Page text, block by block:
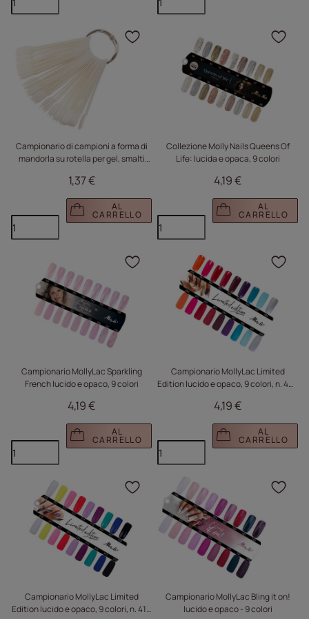
Campionario di campioni a forma di
mandorla su rotella per gel, smalti
opaco
1,37 €
AL
CARRELLO
Fare clic per
Collezione Molly Nails Queens Of
Life: lucida e opaca, 9 colori
4,19 €
AL
CARRELLO
Campionario MollyLac Sparkling
French lucido e opaco, 9 colori
4,19 €
AL
CARRELLO
Fare clic per
Campionario MollyLac Limited
Edition lucido e opaco, 9 colori, n. 480
4,19 €
AL
CARRELLO
Campionario MollyLac Limited
Edition lucido e opaco, 9 colori, n. 410
Fare clic per
Campionario MollyLac Bling it on!
lucido e opaco - 9 colori